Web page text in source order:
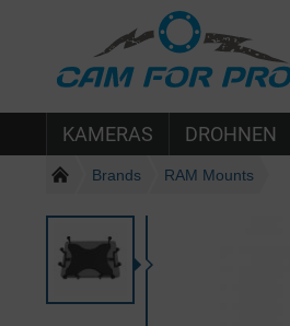
KAMERAS DROHNEN
Brands RAM Mounts